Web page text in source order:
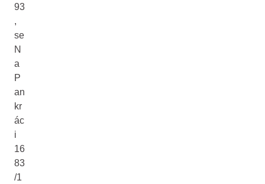
93
,
se
N
a
P
an
kr
ác
i
16
83
/1